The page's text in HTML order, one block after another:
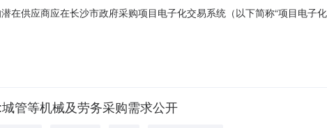
在供应商应在长沙市政府采购项目电子化交易系统（以下简称“项目电
求合同履行期限：采购包1：无本项目（是/否）接受联合体投标：采购
管等机械及劳务采购需求公开